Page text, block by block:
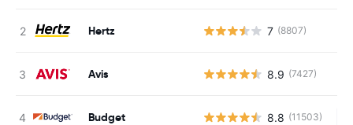
Hertz 7 (8807)
Avis 8.9 (7427)
Budget 8.8 (11503)